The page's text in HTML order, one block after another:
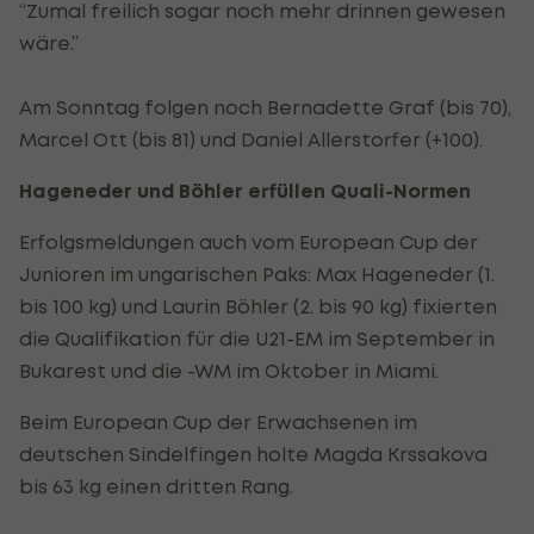
“Zumal freilich sogar noch mehr drinnen gewesen
wäre.”
Am Sonntag folgen noch Bernadette Graf (bis 70),
Marcel Ott (bis 81) und Daniel Allerstorfer (+100).
Hageneder und Böhler erfüllen Quali-Normen
Erfolgsmeldungen auch vom European Cup der
Junioren im ungarischen Paks: Max Hageneder (1.
bis 100 kg) und Laurin Böhler (2. bis 90 kg) fixierten
die Qualifikation für die U21-EM im September in
Bukarest und die -WM im Oktober in Miami.
Beim European Cup der Erwachsenen im
deutschen Sindelfingen holte Magda Krssakova
bis 63 kg einen dritten Rang.